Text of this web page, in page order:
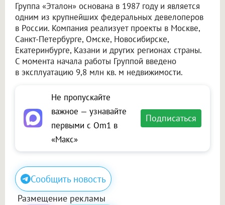
Группа «Эталон» основана в 1987 году и является
одним из крупнейших федеральных девелоперов
в России. Компания реализует проекты в Москве,
Санкт-Петербурге, Омске, Новосибирске,
Екатеринбурге, Казани и других регионах страны.
С момента начала работы Группой введено
в эксплуатацию 9,8 млн кв. м недвижимости.
Не пропускайте
важное — узнавайте
первыми с Om1 в
«Макс»
Подписаться
Сообщить новость
Размещение рекламы